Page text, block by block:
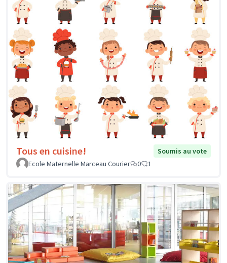
Tous en cuisine!
Soumis au vote
Ecole Maternelle Marceau Courier
0 1